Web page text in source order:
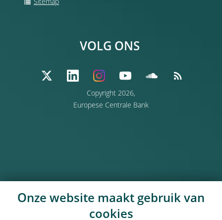
Sitemap
Copyright 2026,
Europese Centrale Bank
VOLG ONS
Onze website maakt gebruik van
cookies